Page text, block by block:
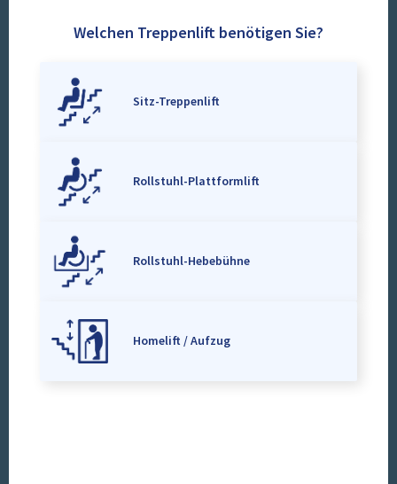
Welchen Treppenlift benötigen Sie?
Sitz-Treppenlift
Rollstuhl-Plattformlift
Rollstuhl-Hebebühne
Homelift / Aufzug